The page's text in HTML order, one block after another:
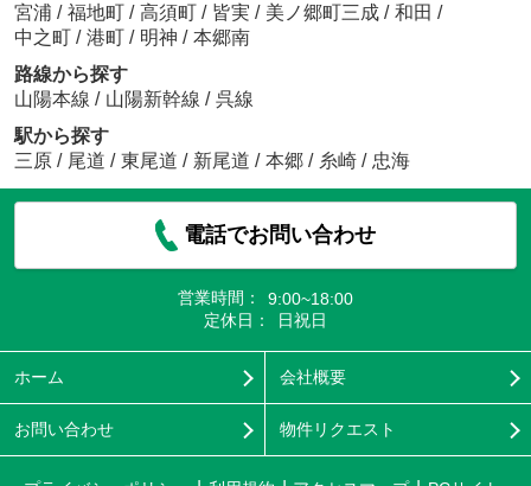
宮浦 / 福地町 / 高須町 / 皆実 / 美ノ郷町三成 / 和田 /
中之町 / 港町 / 明神 / 本郷南
路線から探す
山陽本線 / 山陽新幹線 / 呉線
駅から探す
三原 / 尾道 / 東尾道 / 新尾道 / 本郷 / 糸崎 / 忠海
電話でお問い合わせ
営業時間：
9:00~18:00
定休日：
日祝日
ホーム 会社概要
お問い合わせ 物件リクエスト